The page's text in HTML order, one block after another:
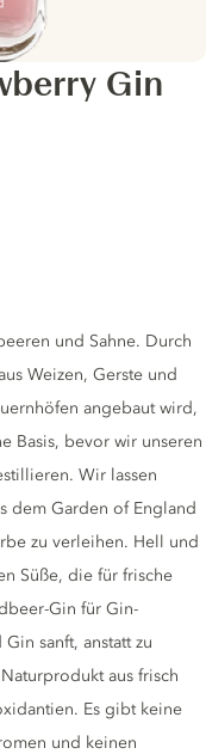
Gin
und Sahne. Durch
Weizen, Gerste und
angebaut wird,
Basis, bevor wir unseren
Wir lassen
dem Garden of England
zu verleihen. Hell und
Süße, die für frische
Gin für Gin-
sanft, anstatt zu
aus frisch
Es gibt keine
und keinen